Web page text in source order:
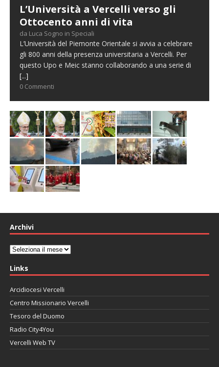
L’Università a Vercelli verso gli
Ottocento anni di vita
da Luca Sogno in Speciali
L’Università del Piemonte Orientale si avvia a celebrare
gli 800 anni della presenza universitaria a Vercelli. Per
questo Upo e Meic stanno collaborando a una serie di
[...]
0 Commenti
Archivi
Archivi
Links
Arcidiocesi Vercelli
Centro Missionario Vercelli
Tesoro del Duomo
Radio City4You
Vercelli Web TV